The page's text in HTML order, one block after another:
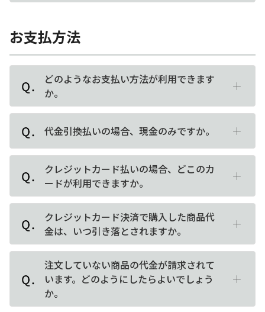
お支払方法
どのようなお支払い方法が利用できます
か。
代金引換払いの場合、現金のみですか。
クレジットカード払いの場合、どこのカ
ードが利用できますか。
クレジットカード決済で購入した商品代
金は、いつ引き落とされますか。
注文していない商品の代金が請求されて
います。どのようにしたらよいでしょう
か。